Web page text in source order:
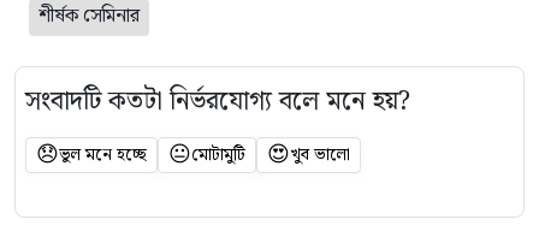
শীর্ষক সেমিনার
সংবাদটি কতটা নির্ভরযোগ্য বলে মনে হয়?
😞ভুল মনে হচ্ছে 😐মোটামুটি 😍খুব ভালো